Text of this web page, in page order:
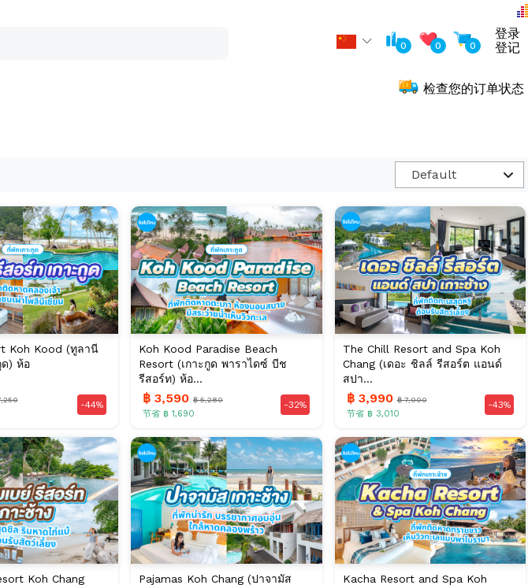
0 0 0
登录
登记
检查您的订单状态
Default
Koh Kood (ทูลานี
ด) ห้อ
-44%
Koh Kood Paradise Beach
Resort (เกาะกูด พาราไดซ์ บีช
รีสอร์ท) ห้อ...
฿ 3,590 ฿ 5,280
节省 ฿ 1,690
-32%
The Chill Resort and Spa Koh
Chang (เดอะ ชิลล์ รีสอร์ต แอนด์
สปา...
฿ 3,990฿ 7,000
节省 ฿ 3,010
-43%
Koh Chang
Pajamas Koh Chang (ปาจามัส
Kacha Resort and Spa Koh